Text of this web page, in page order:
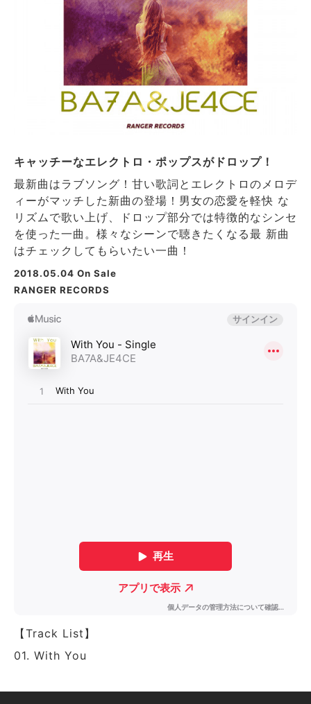
キャッチーなエレクトロ・ポップスがドロップ！
最新曲はラブソング！甘い歌詞とエレクトロのメロデ
ィーがマッチした新曲の登場！男女の恋愛を軽快 な
リズムで歌い上げ、ドロップ部分では特徴的なシンセ
を使った一曲。様々なシーンで聴きたくなる最 新曲
はチェックしてもらいたい一曲！
2018.05.04 On Sale
RANGER RECORDS
【Track List】
01. With You